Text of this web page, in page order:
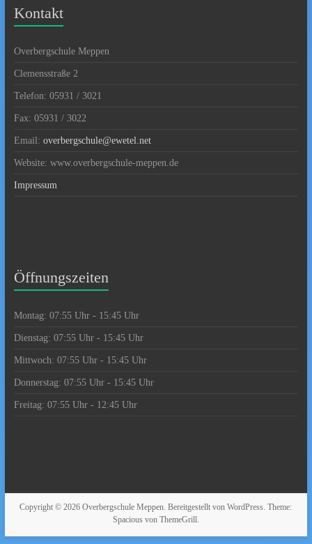
Kontakt
Overbergschule Meppen
Clemensstraße 2
Telefon: 05931 / 3021
Fax: 05931 / 3022
Email: overbergschule@ewetel.net
Website: www.overbergschule-meppen.de
Impressum
Öffnungszeiten
Montag: 07:55 Uhr - 15:45 Uhr
Dienstag: 07:55 Uhr - 15:45 Uhr
Mittwoch: 07:55 Uhr - 15:45 Uhr
Donnerstag: 07:55 Uhr - 15:45 Uhr
Freitag: 07:55 Uhr - 12:45 Uhr
Copyright © 2026Overbergschule Meppen. Bereitgestellt vonWordPress. Theme:
Spacious von ThemeGrill.